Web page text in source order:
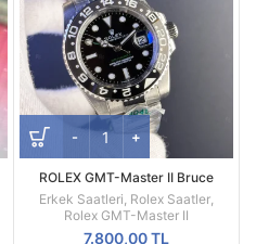
ROLEX GMT-Master II Bruce
Wayne Oyster Kordon Gri Bezel
126710GRNR
Erkek Saatleri, Rolex Saatler,
Rolex GMT-Master II
7.800,00TL